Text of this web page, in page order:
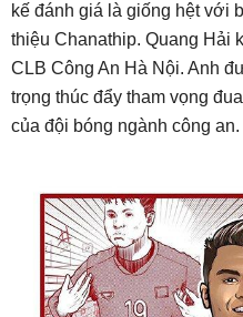
kế đánh giá là giống hệt với
thiệu Chanathip. Quang Hải
CLB Công An Hà Nội. Anh
trọng thúc đẩy tham vọng
của đội bóng ngành công an.